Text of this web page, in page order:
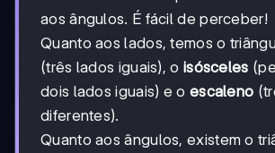
aos ângulos. É fácil de perceber!
Quanto aos lados, temos o
(três lados iguais), o isósceles
dois lados iguais) e o escaleno
diferentes).
Quanto aos ângulos, existem o